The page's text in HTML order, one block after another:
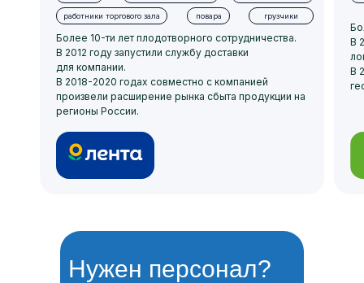
В
В
грузчики
работники торгового зала повара
Более 10-ти лет плодотворного сотрудничества.
В 2012 году запустили службу доставки
для компании.
В 2018-2020 годах совместно с компанией
произвели расширение рынка сбыта продукции на
регионы России.
Нужен персонал?